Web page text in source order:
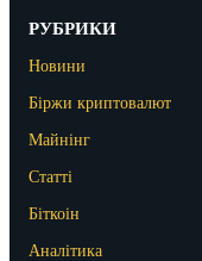
РУБРИКИ
Новини
Біржи криптовалют
Майнінг
Статті
Біткоін
Аналітика